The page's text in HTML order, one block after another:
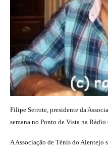
Filipe Serrote, presidente da
semana no Ponto de Vista na
A Associação de Ténis do